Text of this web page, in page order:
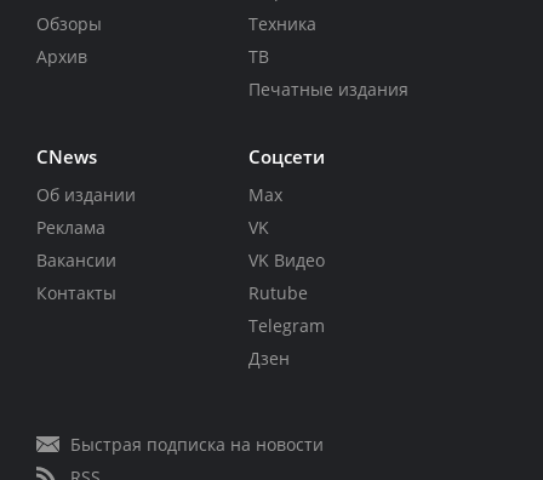
Обзоры
Архив
Техника
ТВ
Печатные издания
CNews
Об издании
Реклама
Вакансии
Контакты
Соцсети
Max
VK
VK Видео
Rutube
Telegram
Дзен
Быстрая подписка на новости